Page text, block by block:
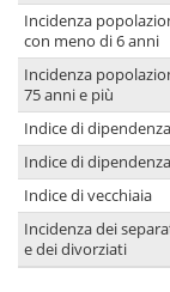
Incidenza
con meno di 6 anni
Incidenza
75 anni e più
Indice di
Indice di
Indice di vecchiaia
Incidenza dei
e dei divorziati